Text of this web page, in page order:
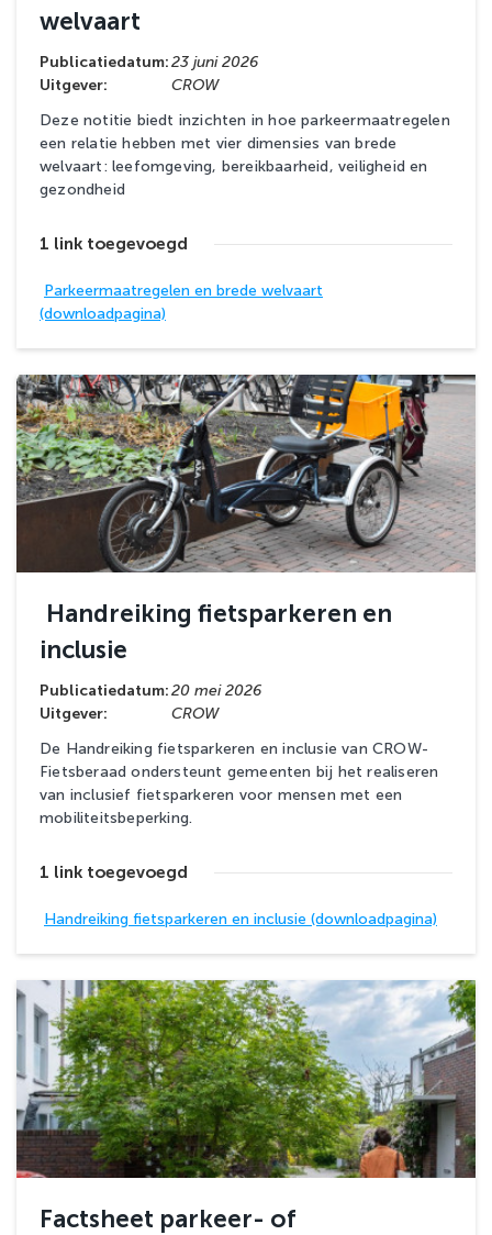
welvaart
Publicatiedatum:23 juni 2026
Uitgever:
CROW
Deze notitie biedt inzichten in hoe parkeermaatregelen
een relatie hebben met vier dimensies van brede
welvaart: leefomgeving, bereikbaarheid, veiligheid en
gezondheid
1 link toegevoegd
Parkeermaatregelen en brede welvaart
(downloadpagina)
Handreiking fietsparkeren en
inclusie
Publicatiedatum:20 mei 2026
Uitgever:
CROW
De Handreiking fietsparkeren en inclusie van CROW-
Fietsberaad ondersteunt gemeenten bij het realiseren
van inclusief fietsparkeren voor mensen met een
mobiliteitsbeperking.
1 link toegevoegd
Handreiking fietsparkeren en inclusie (downloadpagina)
Factsheet parkeer- of